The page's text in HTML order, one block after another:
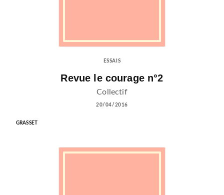
ESSAIS
Revue le courage n°2
Collectif
20/04/2016
GRASSET